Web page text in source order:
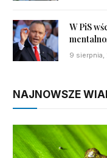
W PiS
9 sierpnia,
NAJNOWSZE